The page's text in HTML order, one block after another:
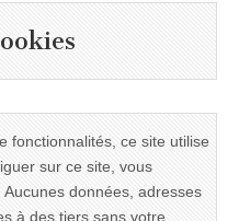
fonctionnalités, ce site utilise
sur ce site, vous
données, adresses
à des tiers sans votre